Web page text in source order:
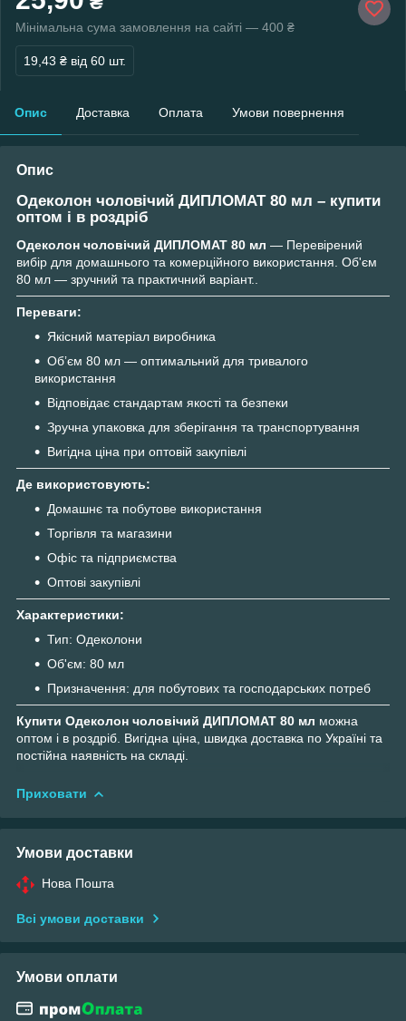
Мінімальна сума замовлення на сайті — 400 ₴
19,43 ₴ від 60 шт.
Опис Доставка Оплата Умови повернення
Опис
Одеколон чоловічий ДИПЛОМАТ 80 мл – купити
оптом і в роздріб
Одеколон чоловічий ДИПЛОМАТ 80 мл — Перевірений
вибір для домашнього та комерційного використання. Об'єм
80 мл — зручний та практичний варіант..
Переваги:
Якісний матеріал виробника
Обʼєм 80 мл — оптимальний для тривалого
використання
Відповідає стандартам якості та безпеки
Зручна упаковка для зберігання та транспортування
Вигідна ціна при оптовій закупівлі
Де використовують:
Домашнє та побутове використання
Торгівля та магазини
Офіс та підприємства
Оптові закупівлі
Характеристики:
Тип: Одеколони
Об'єм: 80 мл
Призначення: для побутових та господарських потреб
Купити Одеколон чоловічий ДИПЛОМАТ 80 мл можна
оптом і в роздріб. Вигідна ціна, швидка доставка по Україні та
постійна наявність на складі.
Приховати
Умови доставки
Нова Пошта
Всі умови доставки
Умови оплати